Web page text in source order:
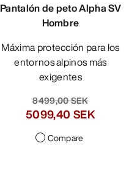
Pantalón de peto Alpha SV
Hombre
Máxima protección para los
entornos alpinos más
exigentes
8499,00 SEK
5099,40 SEK
Compare